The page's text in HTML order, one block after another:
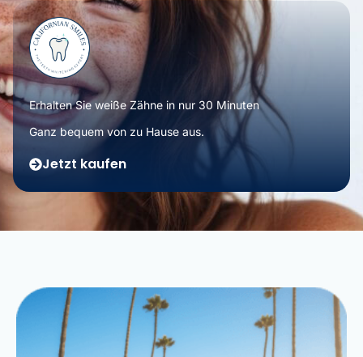
Erhalten Sie weiße Zähne in nur 30 Minuten
Ganz bequem von zu Hause aus.
Jetzt kaufen